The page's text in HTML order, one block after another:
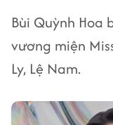
Bùi Quỳnh Hoa
vương miện
Ly, Lệ Nam.